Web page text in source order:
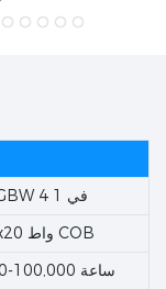
RGBW 4 في 1
14x20 واط COB
60,000-100,000 ساعة